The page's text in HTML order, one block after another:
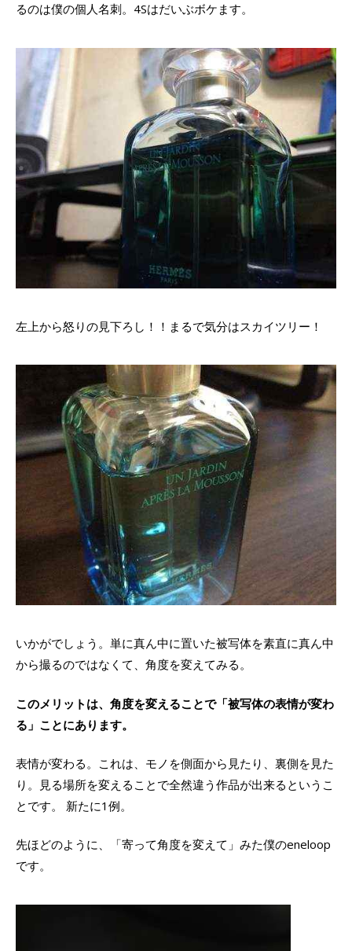
るのは僕の個人名刺。4Sはだいぶボケます。
左上から怒りの見下ろし！！まるで気分はスカイツリー！
いかがでしょう。単に真ん中に置いた被写体を素直に真ん中
から撮るのではなくて、角度を変えてみる。
このメリットは、角度を変えることで「被写体の表情が変わ
る」ことにあります。
表情が変わる。これは、モノを側面から見たり、裏側を見た
り。見る場所を変えることで全然違う作品が出来るというこ
とです。 新たに1例。
先ほどのように、「寄って角度を変えて」みた僕のeneloop
です。